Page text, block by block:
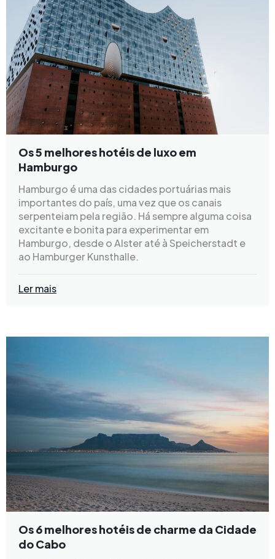
Os 5 melhores hotéis de luxo em
Hamburgo
Hamburgo é uma das cidades portuárias mais
importantes do país, uma vez que os canais
serpenteiam pela região. Há sempre alguma coisa
excitante e bonita para experimentar em
Hamburgo, desde o Alster até à Speicherstadt e
ao Hamburger Kunsthalle.
Ler mais
Os 6 melhores hotéis de charme da Cidade
do Cabo